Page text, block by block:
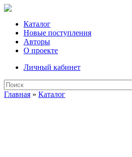
Каталог
Новые поступления
Авторы
О проекте
Личный кабинет
Главная » Каталог